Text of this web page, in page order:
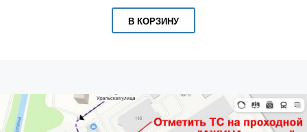
В КОРЗИНУ